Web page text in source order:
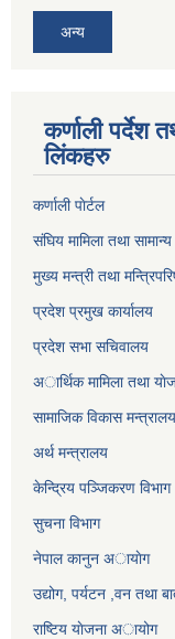
अन्य
कर्णाली पर्देश
लिंकहरु
कर्णाली पाेर्टल
संघिय मामिला तथा
मुख्य मन्त्री तथा
प्रदेश प्रमुख कार्यालय
प्रदेश सभा सचिवालय
अार्थिक मामिला तथा
सामाजिक विकास मन्त्रालय
अर्थ मन्त्रालय
केन्द्रिय पञ्जिकरण विभाग
सुचना विभाग
नेपाल कानुन अायाेग
उद्योग, पर्यटन ,वन तथा
राष्टिय याेजना अायोग